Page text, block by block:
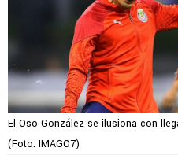
El Oso González se ilusiona con
(Foto: IMAGO7)